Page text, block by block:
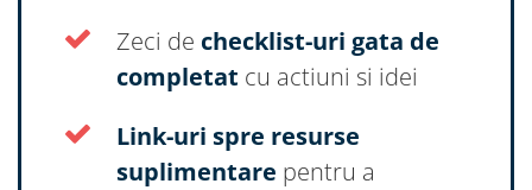
Zeci de checklist-uri gata de
completat cu actiuni si idei
Link-uri spre resurse
suplimentare pentru a